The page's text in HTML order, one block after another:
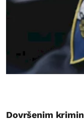
Dovršenim